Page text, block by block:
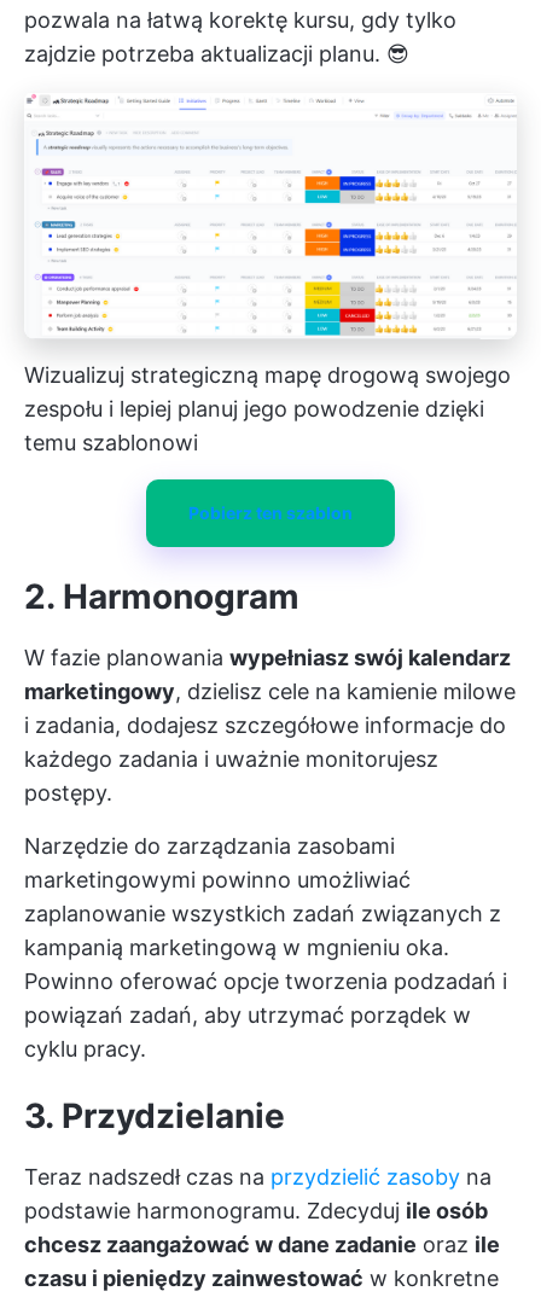
pozwala na łatwą korektę kursu, gdy tylko
zajdzie potrzeba aktualizacji planu. 😎
Wizualizuj strategiczną mapę drogową swojego
zespołu i lepiej planuj jego powodzenie dzięki
temu szablonowi
Pobierz ten szablon
2. Harmonogram
W fazie planowania wypełniasz swój kalendarz
marketingowy, dzielisz cele na kamienie milowe
i zadania, dodajesz szczegółowe informacje do
każdego zadania i uważnie monitorujesz
postępy.
Narzędzie do zarządzania zasobami
marketingowymi powinno umożliwiać
zaplanowanie wszystkich zadań związanych z
kampanią marketingową w mgnieniu oka.
Powinno oferować opcje tworzenia podzadań i
powiązań zadań, aby utrzymać porządek w
cyklu pracy.
3. Przydzielanie
Teraz nadszedł czas na przydzielić zasoby na
podstawie harmonogramu. Zdecyduj ile osób
chcesz zaangażować w dane zadanie oraz ile
czasu i pieniędzy zainwestować w konkretne